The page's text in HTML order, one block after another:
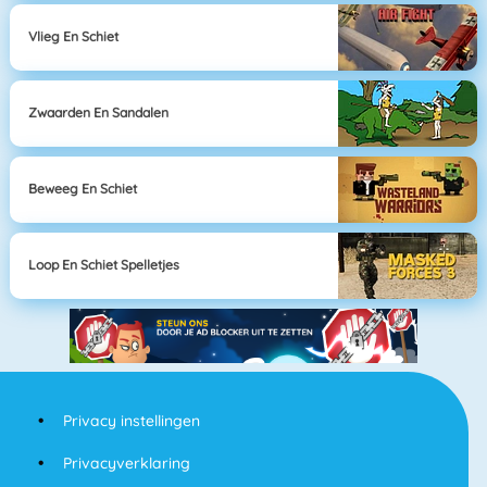
Vlieg En Schiet
Zwaarden En Sandalen
Beweeg En Schiet
Loop En Schiet Spelletjes
Privacy instellingen
Privacyverklaring